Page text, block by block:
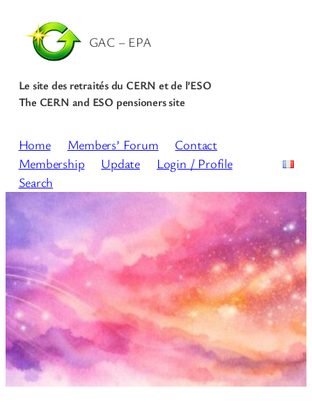
GAC – EPA
Le site des retraités du CERN et de l’ESO
The CERN and ESO pensioners site
Home Members’ Forum
Contact
Membership
Update
Login / Profile
Search